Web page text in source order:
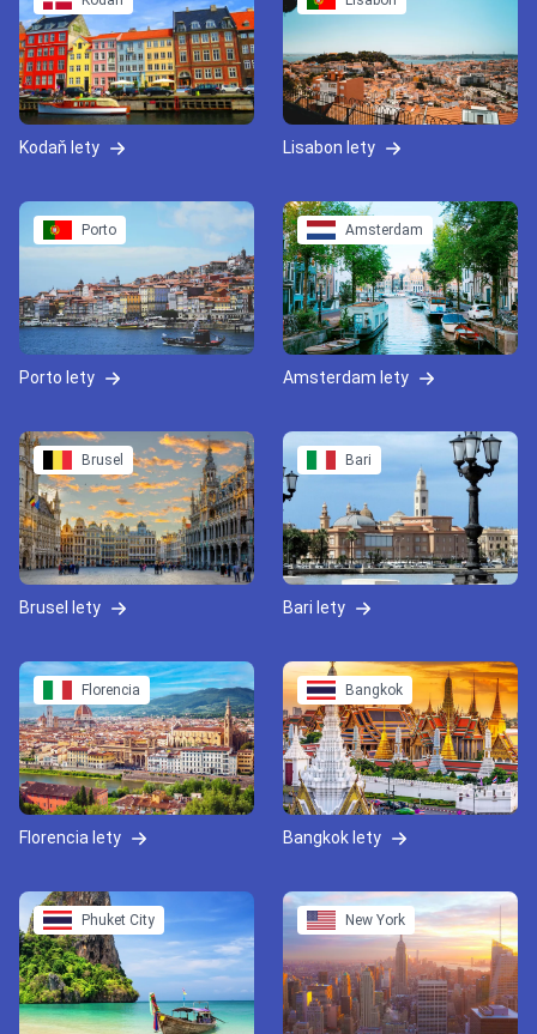
Kodaň lety Lisabon lety
Porto
Porto lety
Amsterdam
Amsterdam lety
Brusel
Brusel lety
Bari
Bari lety
Florencia
Florencia lety
Bangkok
Bangkok lety
Phuket City New York